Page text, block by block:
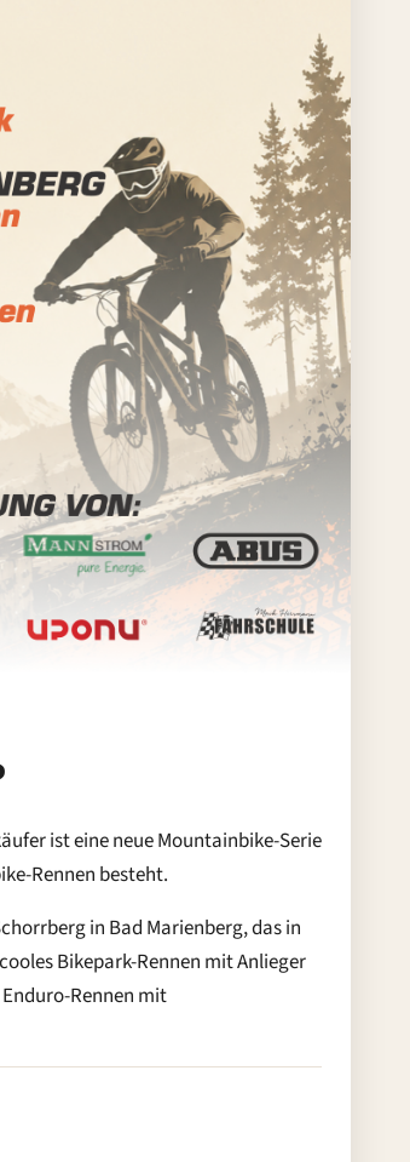
ist eine neue Mountainbike-Serie
Rennen besteht.
in Bad Marienberg, das in
Bikepark-Rennen mit Anlieger
Rennen mit